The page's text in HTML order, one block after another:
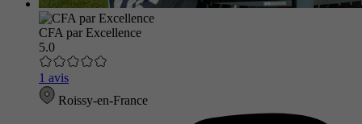
CFA par Excellence
5.0
1 avis
Roissy-en-France